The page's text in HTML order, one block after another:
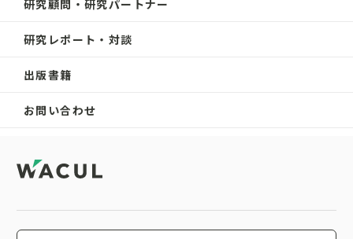
研究顧問・研究パートナー
研究レポート・対談
出版書籍
お問い合わせ